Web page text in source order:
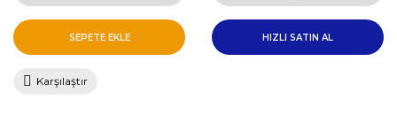
SEPETE EKLE HIZLI SATIN AL
Karşılaştır